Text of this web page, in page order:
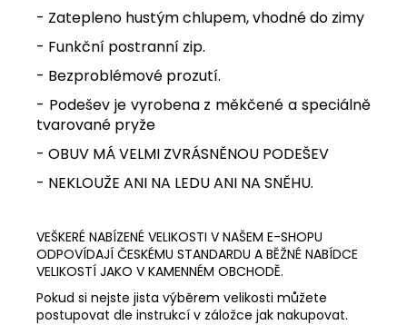
- Zatepleno hustým chlupem, vhodné do zimy
- Funkční postranní zip.
- Bezproblémové prozutí.
- Podešev je vyrobena z měkčené a speciálně
tvarované pryže
- OBUV MÁ VELMI ZVRÁSNĚNOU PODEŠEV
- NEKLOUŽE ANI NA LEDU ANI NA SNĚHU.
VEŠKERÉ NABÍZENÉ VELIKOSTI V NAŠEM E-SHOPU
ODPOVÍDAJÍ ČESKÉMU STANDARDU A BĚŽNÉ NABÍDCE
VELIKOSTÍ JAKO V KAMENNÉM OBCHODĚ.
Pokud si nejste jista výběrem velikosti můžete
postupovat dle instrukcí v záložce jak nakupovat.